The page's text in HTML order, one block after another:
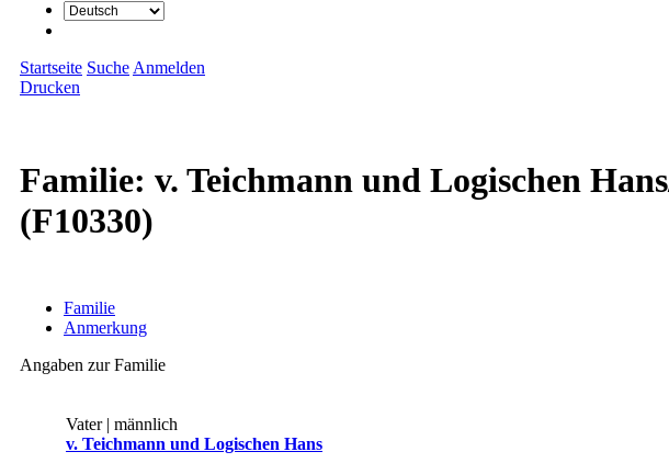
Startseite Suche Anmelden
Drucken
Familie: v. Teichmann und Logischen
(F10330)
Familie
Anmerkung
Angaben zur Familie
Vater | männlich
v. Teichmann und Logischen Hans